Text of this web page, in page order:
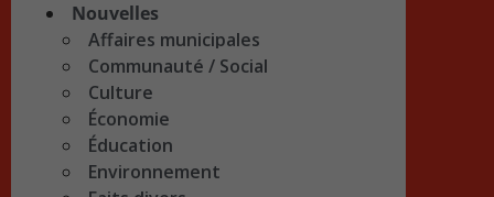
Nouvelles
Affaires municipales
Communauté / Social
Culture
Économie
Éducation
Environnement